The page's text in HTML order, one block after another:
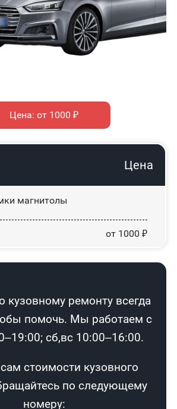
Цена: от 1000 ₽
Цена
магнитолы
от 1000 ₽
кузовному ремонту всегда
помочь. Мы работаем с
сб,вс 10:00–16:00.
стоимости кузовного
по следующему
номеру: